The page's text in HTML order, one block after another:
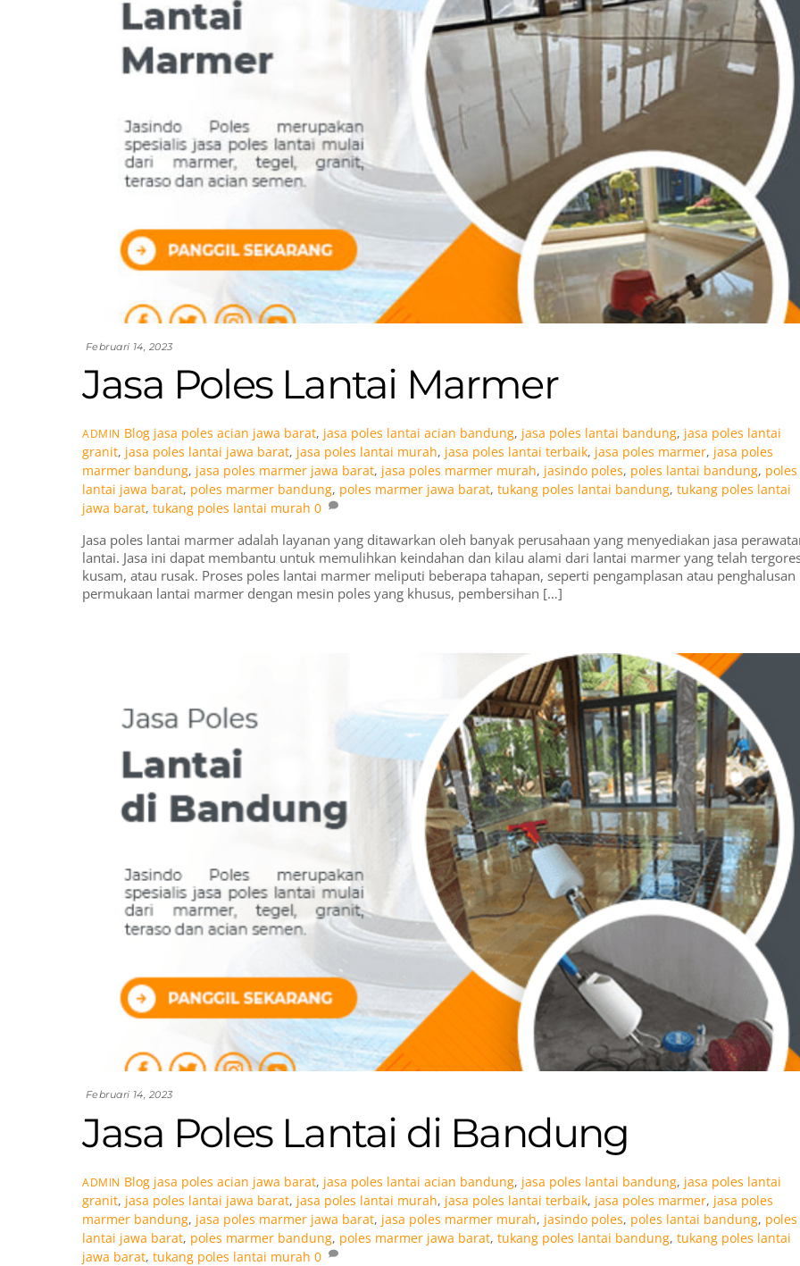
Februari 14, 2023
Jasa Poles Lantai Marmer
ADMIN Blog jasa poles acian jawa barat, jasa poles lantai acian bandung, jasa poles lantai bandung, jasa poles lantai
granit, jasa poles lantai jawa barat, jasa poles lantai murah, jasa poles lantai terbaik, jasa poles marmer, jasa poles
marmer bandung, jasa poles marmer jawa barat, jasa poles marmer murah, jasindo poles, poles lantai bandung, poles
lantai jawa barat, poles marmer bandung, poles marmer jawa barat, tukang poles lantai bandung, tukang poles lantai
jawa barat, tukang poles lantai murah 0
Jasa poles lantai marmer adalah layanan yang ditawarkan oleh banyak perusahaan yang menyediakan jasa
lantai. Jasa ini dapat membantu untuk memulihkan keindahan dan kilau alami dari lantai marmer yang telah
kusam, atau rusak. Proses poles lantai marmer meliputi beberapa tahapan, seperti pengamplasan atau penghalusan
permukaan lantai marmer dengan mesin poles yang khusus, pembersihan […]
Februari 14, 2023
Jasa Poles Lantai di Bandung
ADMIN Blog jasa poles acian jawa barat, jasa poles lantai acian bandung, jasa poles lantai bandung, jasa poles lantai
granit, jasa poles lantai jawa barat, jasa poles lantai murah, jasa poles lantai terbaik, jasa poles marmer, jasa poles
marmer bandung, jasa poles marmer jawa barat, jasa poles marmer murah, jasindo poles, poles lantai bandung, poles
lantai jawa barat, poles marmer bandung, poles marmer jawa barat, tukang poles lantai bandung, tukang poles lantai
jawa barat, tukang poles lantai murah 0